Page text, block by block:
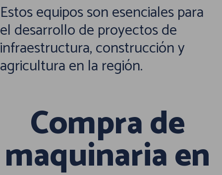
Estos equipos son esenciales para
el desarrollo de proyectos de
infraestructura, construcción y
agricultura en la región.
Compra de
maquinaria en